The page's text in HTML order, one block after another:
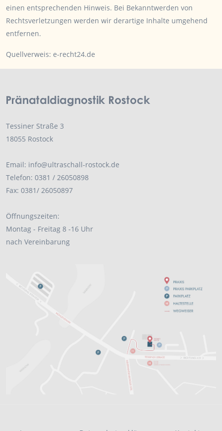
einen entsprechenden Hinweis. Bei Bekanntwerden von
Rechtsverletzungen werden wir derartige Inhalte umgehend
entfernen.
Quellverweis: e-recht24.de
Tessiner Straße 3
18055 Rostock
Email: info@ultraschall-rostock.de
Telefon: 0381 / 26050898
Fax: 0381/ 26050897
Öffnungszeiten:
Montag - Freitag 8 -16 Uhr
nach Vereinbarung